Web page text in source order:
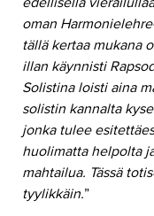
oman
tällä kertaa mukana
illan käynnisti
Solistina loisti aina
solistin kannalta
jonka tulee
huolimatta helpolta
mahtailua. Tässä
tyylikkäin.”